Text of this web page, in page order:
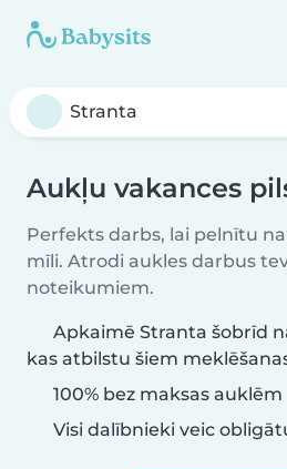
Aukļu vakances
Perfekts darbs, lai pelnītu
mīli. Atrodi aukles darbus
noteikumiem.
Apkaimē Stranta šobrīd
kas atbilstu šiem
100% bez maksas auklēm
Visi dalībnieki veic